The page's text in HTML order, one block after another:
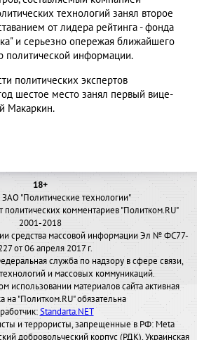
технологий занял второе
от лидера рейтинга - фонда
и серьезно опережая ближайшего
политической информации.
политических экспертов
шестое место занял первый вице-
Макаркин.
18+
ЗАО "Политические технологии"
комментариев "Политком.RU"
2001-2018
средства массовой информации Эл № ФС77-
от 06 апреля 2017 г.
служба по надзору в сфере связи,
и массовых коммуникаций.
использовании материалов сайта активная
на "Политком.RU" обязательна
Standarta.NET
и террористы, запрещенные в РФ: Meta
добровольческий корпус (РДК), Украинская